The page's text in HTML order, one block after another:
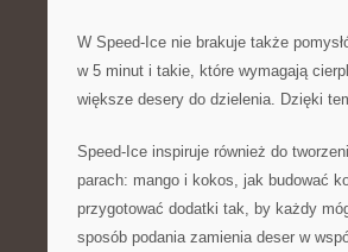
W Speed-Ice nie brakuje także
w 5 minut i takie, które wymagają
większe desery do dzielenia. Dzięki
Speed-Ice inspiruje również do
parach: mango i kokos, jak budować
przygotować dodatki tak, by każdy
sposób podania zamienia deser w